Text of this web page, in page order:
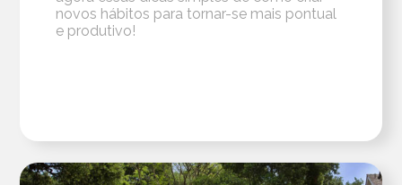
novos hábitos para tornar-se mais pontual
e produtivo!